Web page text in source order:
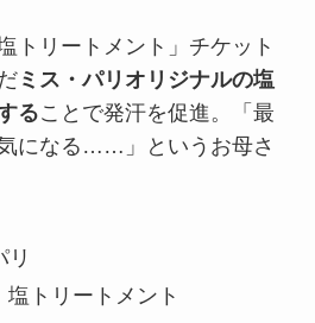
トリートメント」チケット
ミス・パリオリジナルの塩
ることで発汗を促進。「最
になる……」というお母さ
リ
トリートメント